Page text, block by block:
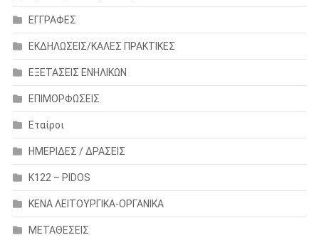
ΕΓΓΡΑΦΕΣ
ΕΚΔΗΛΩΣΕΙΣ/ΚΑΛΕΣ ΠΡΑΚΤΙΚΕΣ
ΕΞΕΤΑΣΕΙΣ ΕΝΗΛΙΚΩΝ
ΕΠΙΜΟΡΦΩΣΕΙΣ
Εταίροι
ΗΜΕΡΙΔΕΣ / ΔΡΑΣΕΙΣ
Κ122 – PIDOS
ΚΕΝΑ ΛΕΙΤΟΥΡΓΙΚΑ-ΟΡΓΑΝΙΚΑ
ΜΕΤΑΘΕΣΕΙΣ